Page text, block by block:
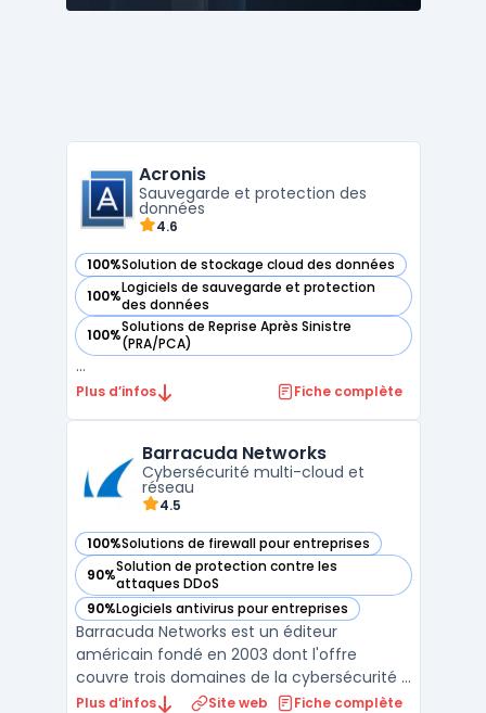
Acronis
Sauvegarde et protection des
données
4.6
100%Solution de stockage cloud des données
— voir Acronis dans cette catégorie
100%Logiciels de sauvegarde et protection
des données
— voir Acronis dans cette catégorie
100%Solutions de Reprise Après Sinistre
(PRA/PCA)
— voir Acronis dans cette catégorie
...
Plus d’infos Fiche complète
Barracuda Networks
Cybersécurité multi-cloud et
réseau
4.5
100%Solutions de firewall pour entreprises
— voir Barracuda Networks dans cette catégorie
90%Solution de protection contre les
attaques DDoS
— voir Barracuda Networks dans cette catégorie
90%Logiciels antivirus pour entreprises
— voir Barracuda Networks dans cette catégorie
Barracuda Networks est un éditeur
américain fondé en 2003 dont l'offre
couvre trois domaines de la cybersécurité :
email security, protection des applications
Plus d’infos Site web Fiche complète